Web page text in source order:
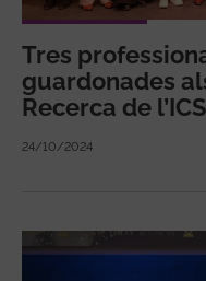
Tres
guardonades
Recerca de
24/10/2024